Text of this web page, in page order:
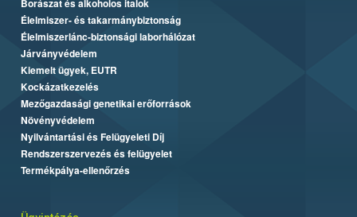
Borászat és alkoholos italok
Élelmiszer- és takarmánybiztonság
Élelmiszerlánc-biztonsági laborhálózat
Járványvédelem
Kiemelt ügyek, EUTR
Kockázatkezelés
Mezőgazdasági genetikai erőforrások
Növényvédelem
Nyilvántartási és Felügyeleti Díj
Rendszerszervezés és felügyelet
Termékpálya-ellenőrzés